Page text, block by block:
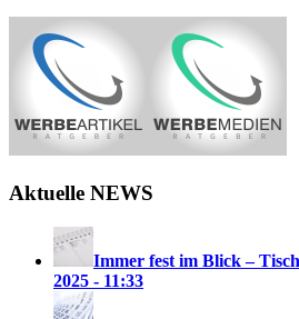
Aktuelle NEWS
Immer fest im Blick –
2025 - 11:33